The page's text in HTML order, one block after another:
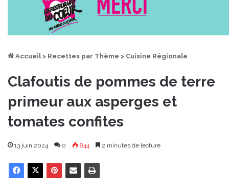
Accueil > Recettes par Thème > Cuisine Régionale
Clafoutis de pommes de terre
primeur aux asperges et
tomates confites
13 juin 2024 0 844 2 minutes de lecture